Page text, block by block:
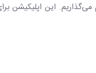
این اپلیکیشن